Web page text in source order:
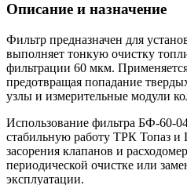
Описание и назначение
Фильтр предназначен для
выполняет тонкую очистку
фильтрации 60 мкм.
предотвращая попадание
узлы и измерительные модули
Использование фильтра БФ-60-
стабильную работу ТРК Топаз
засорения клапанов и
периодической очистке или
эксплуатации.